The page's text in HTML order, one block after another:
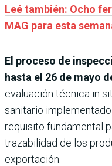
Leé también: Ocho
MAG para esta
El proceso de
hasta el 26 de mayo
evaluación técnica in
sanitario
requisito fundamental
trazabilidad de los
exportación.